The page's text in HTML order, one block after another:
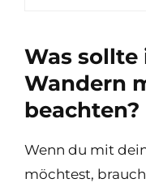
Was sollte
Wandern
beachten?
Wenn du mit
möchtest,